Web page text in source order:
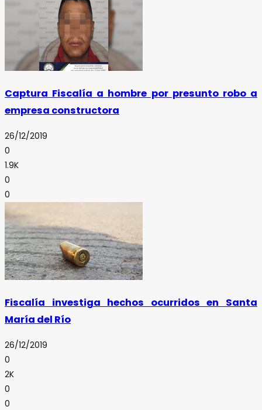
Captura Fiscalía a hombre por presunto robo a
empresa constructora
26/12/2019
0
1.9K
0
0
Fiscalía investiga hechos ocurridos en Santa
María del Río
26/12/2019
0
2K
0
0